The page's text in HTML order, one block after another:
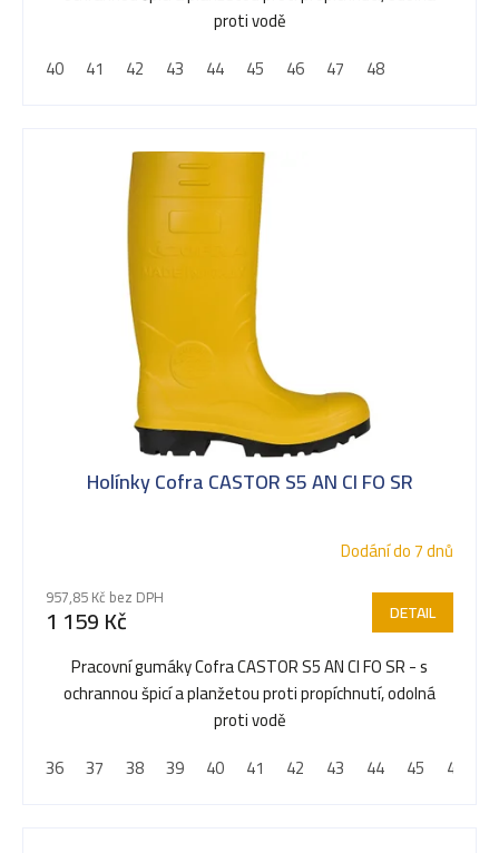
proti vodě
40
41 42 43 44 45 46 47 48
Holínky Cofra CASTOR S5 AN CI FO SR
Dodání do 7 dnů
957,85 Kč bez DPH
1 159 Kč DETAIL
Pracovní gumáky Cofra CASTOR S5 AN CI FO SR - s
ochrannou špicí a planžetou proti propíchnutí, odolná
proti vodě
36
37 38 39 40 41 42 43 44 45 46